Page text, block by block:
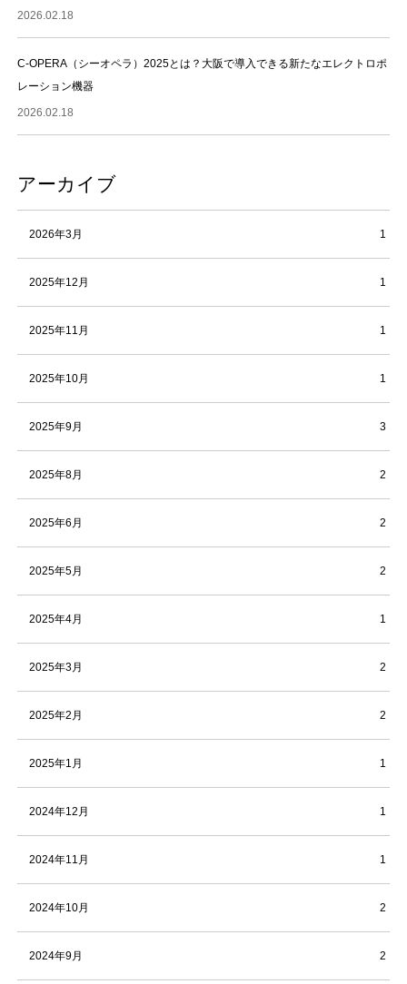
2026.02.18
C-OPERA（シーオペラ）2025とは？大阪で導入できる新たなエレクトロポ
レーション機器
2026.02.18
アーカイブ
2026年3月 1
2025年12月 1
2025年11月 1
2025年10月 1
2025年9月 3
2025年8月 2
2025年6月 2
2025年5月 2
2025年4月 1
2025年3月 2
2025年2月 2
2025年1月 1
2024年12月 1
2024年11月 1
2024年10月 2
2024年9月 2